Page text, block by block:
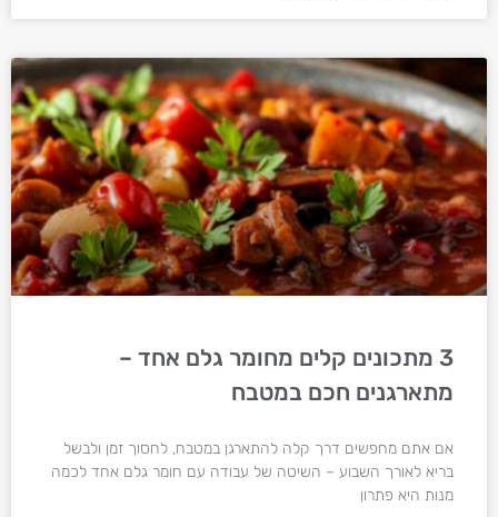
3 מתכונים קלים מחומר גלם אחד –
מתארגנים חכם במטבח
אם אתם מחפשים דרך קלה להתארגן במטבח, לחסוך זמן ולבשל
בריא לאורך השבוע – השיטה של עבודה עם חומר גלם אחד לכמה
מנות היא פתרון